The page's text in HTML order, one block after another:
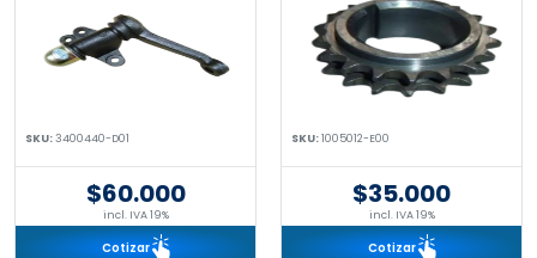
SKU:3400440-D01
$60.000
incl. IVA 19%
Cotizar
SKU:1005012-E00
$35.000
incl. IVA 19%
Cotizar